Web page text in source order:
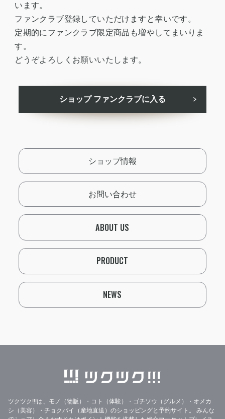
います。
ファンクラブ登録していただけますと幸いです。
定期的にファンクラブ限定商品も増やしてまいりま
す。
どうぞよろしくお願いいたします。
ショップ ファンクラブに入る
ショップ情報
お問い合わせ
ABOUT US
PRODUCT
NEWS
ツクツク!!!は、モノ（物販）・コト（体験）・ゴチソウ（グルメ）・オメカ
シ（美容）・チョクバイ（産地直送）のショッピングと予約サイト。
みんな